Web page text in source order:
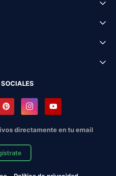
SOCIALES
directamente en tu email